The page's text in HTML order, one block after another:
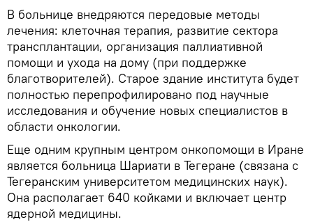
В больнице внедряются передовые методы
лечения: клеточная терапия, развитие сектора
трансплантации, организация паллиативной
помощи и ухода на дому (при поддержке
благотворителей). Старое здание института будет
полностью перепрофилировано под научные
исследования и обучение новых специалистов в
области онкологии.
Еще одним крупным центром онкопомощи в Иране
является больница Шариати в Тегеране (связана с
Тегеранским университетом медицинских наук).
Она располагает 640 койками и включает центр
ядерной медицины.